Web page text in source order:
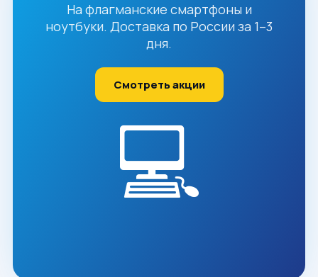
На флагманские смартфоны и
ноутбуки. Доставка по России за 1–3
дня.
Смотреть акции
💻